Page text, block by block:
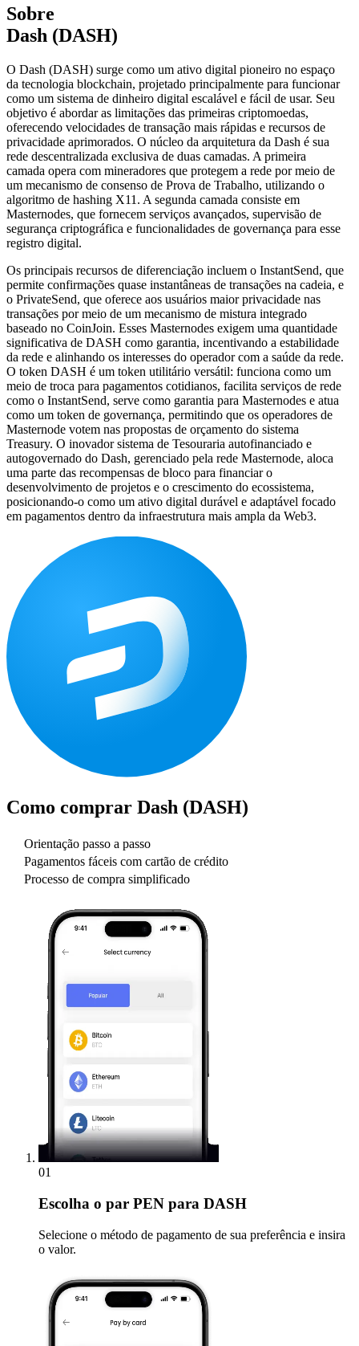
Sobre
Dash (DASH)
O Dash (DASH) surge como um ativo digital pioneiro no espaço
da tecnologia blockchain, projetado principalmente para funcionar
como um sistema de dinheiro digital escalável e fácil de usar. Seu
objetivo é abordar as limitações das primeiras criptomoedas,
oferecendo velocidades de transação mais rápidas e recursos de
privacidade aprimorados. O núcleo da arquitetura da Dash é sua
rede descentralizada exclusiva de duas camadas. A primeira
camada opera com mineradores que protegem a rede por meio de
um mecanismo de consenso de Prova de Trabalho, utilizando o
algoritmo de hashing X11. A segunda camada consiste em
Masternodes, que fornecem serviços avançados, supervisão de
segurança criptográfica e funcionalidades de governança para esse
registro digital.
Os principais recursos de diferenciação incluem o InstantSend, que
permite confirmações quase instantâneas de transações na cadeia, e
o PrivateSend, que oferece aos usuários maior privacidade nas
transações por meio de um mecanismo de mistura integrado
baseado no CoinJoin. Esses Masternodes exigem uma quantidade
significativa de DASH como garantia, incentivando a estabilidade
da rede e alinhando os interesses do operador com a saúde da rede.
O token DASH é um token utilitário versátil: funciona como um
meio de troca para pagamentos cotidianos, facilita serviços de rede
como o InstantSend, serve como garantia para Masternodes e atua
como um token de governança, permitindo que os operadores de
Masternode votem nas propostas de orçamento do sistema
Treasury. O inovador sistema de Tesouraria autofinanciado e
autogovernado do Dash, gerenciado pela rede Masternode, aloca
uma parte das recompensas de bloco para financiar o
desenvolvimento de projetos e o crescimento do ecossistema,
posicionando-o como um ativo digital durável e adaptável focado
em pagamentos dentro da infraestrutura mais ampla da Web3.
Como comprar Dash (DASH)
Orientação passo a passo
Pagamentos fáceis com cartão de crédito
Processo de compra simplificado
01
Escolha o par PEN para DASH
Selecione o método de pagamento de sua preferência e insira
o valor.